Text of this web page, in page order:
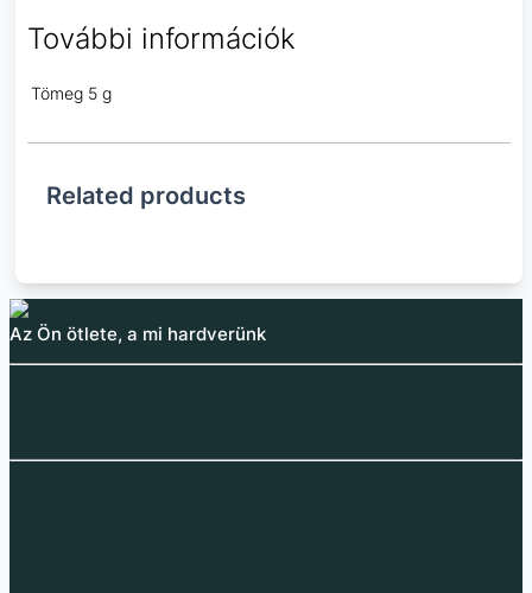
További információk
Tömeg 5 g
Related products
Az Ön ötlete, a mi hardverünk